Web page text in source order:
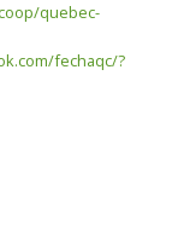
quebec-
fechaqc/?